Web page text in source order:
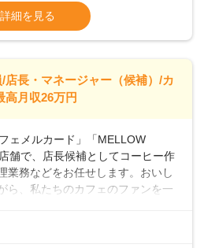
かり伝えていきますので、無理の
しょう！さらにマネージャーへの
本エリア：月給21万4000～27万
ルを考慮の上、決定します。
代および各種手当あり
し
西日本／月給26万7500円
(年3回)・店長職：年収410万円／
詳細を見る
店長・マネージャー（候補）/カ
高月収26万円
ェメルカード」「MELLOW
舗で、店長候補としてコーヒー作
業務などをお任せします。おいし
ら、私たちのカフェのファンを一
成お客様のご案内、レジ対応軽食